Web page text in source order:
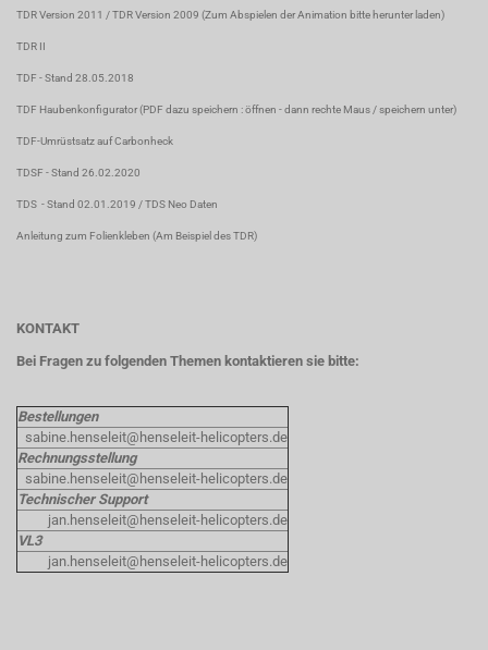
TDR Version 2011 /TDR Version 2009 (Zum Abspielen der Animation bitte herunter laden)
TDR II
TDF - Stand 28.05.2018
TDF Haubenkonfigurator(PDF dazu speichern : öffnen - dann rechte Maus / speichern unter)
TDF-Umrüstsatz auf Carbonheck
TDSF - Stand 26.02.2020
TDS - Stand 02.01.2019 /TDS Neo Daten
Anleitung zum Folienkleben (Am Beispiel des TDR)
KONTAKT
Bei Fragen zu folgenden Themen kontaktieren sie bitte:
Bestellungen
sabine.henseleit@henseleit-helicopters.de
Rechnungsstellung
sabine.henseleit@henseleit-helicopters.de
Technischer Support
jan.henseleit@henseleit-helicopters.de
VL3
jan.henseleit@henseleit-helicopters.de